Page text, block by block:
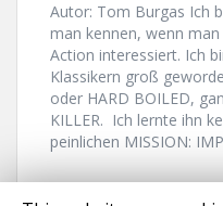
Autor: Tom Burgas Ich
man kennen, wenn
Action interessiert. Ich
Klassikern groß
oder HARD BOILED,
KILLER. Ich lernte ihn
peinlichen MISSION: